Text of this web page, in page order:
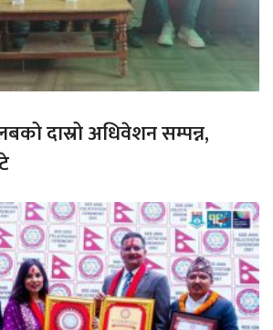
दास्रो अधिवेशन सम्पन्न,